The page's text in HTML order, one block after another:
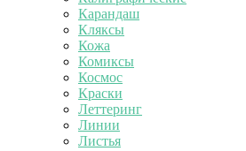
Карандаш
Кляксы
Кожа
Комиксы
Космос
Краски
Леттеринг
Линии
Листья